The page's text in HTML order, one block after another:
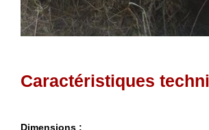
Caractéristiques
Dimensions :